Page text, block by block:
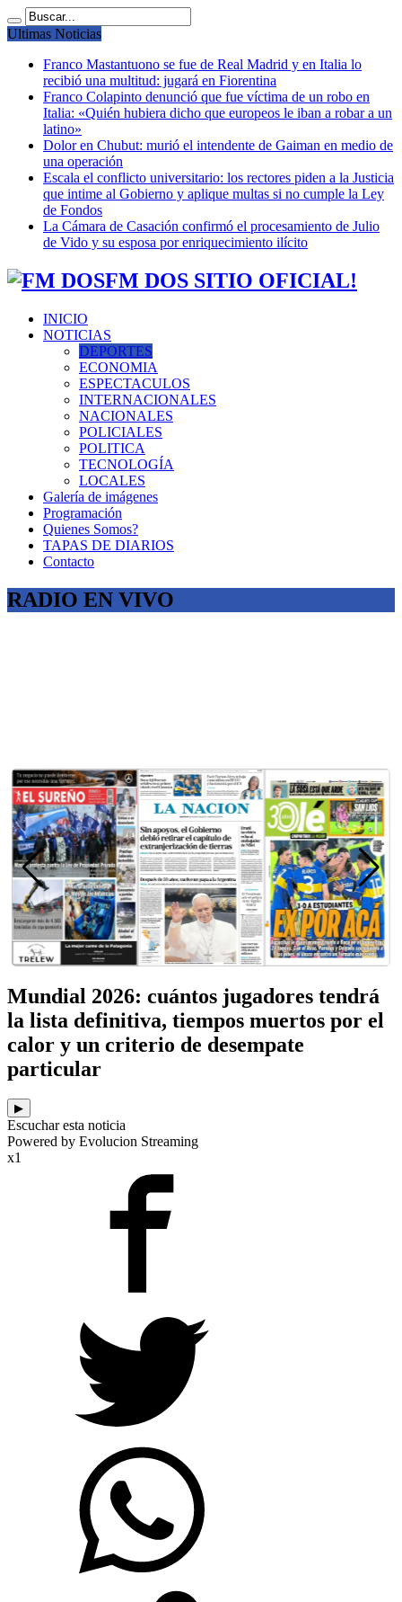
Ultimas Noticias
Franco Mastantuono se fue de Real Madrid y en Italia lo
recibió una multitud: jugará en Fiorentina
Franco Colapinto denunció que fue víctima de un robo en
Italia: «Quién hubiera dicho que europeos le iban a robar a un
latino»
Dolor en Chubut: murió el intendente de Gaiman en medio de
una operación
Escala el conflicto universitario: los rectores piden a la Justicia
que intime al Gobierno y aplique multas si no cumple la Ley
de Fondos
La Cámara de Casación confirmó el procesamiento de Julio
de Vido y su esposa por enriquecimiento ilícito
FM DOS SITIO OFICIAL!
INICIO
NOTICIAS
DEPORTES
ECONOMIA
ESPECTACULOS
INTERNACIONALES
NACIONALES
POLICIALES
POLITICA
TECNOLOGÍA
LOCALES
Galería de imágenes
Programación
Quienes Somos?
TAPAS DE DIARIOS
Contacto
RADIO EN VIVO
Mundial 2026: cuántos jugadores tendrá
la lista definitiva, tiempos muertos por el
calor y un criterio de desempate
particular
▶
Escuchar esta noticia
Powered by Evolucion Streaming
x1